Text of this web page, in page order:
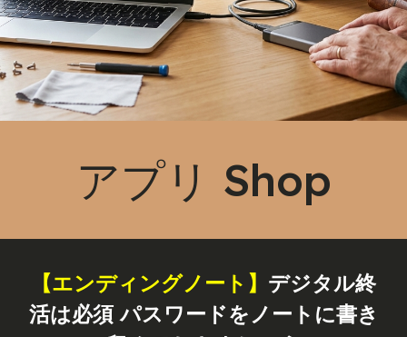
アプリ Shop
【エンディングノート】 デジタル終
活は必須 パスワードをノートに書き